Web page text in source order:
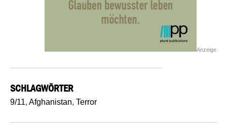
Anzeige
SCHLAGWÖRTER
9/11, Afghanistan, Terror